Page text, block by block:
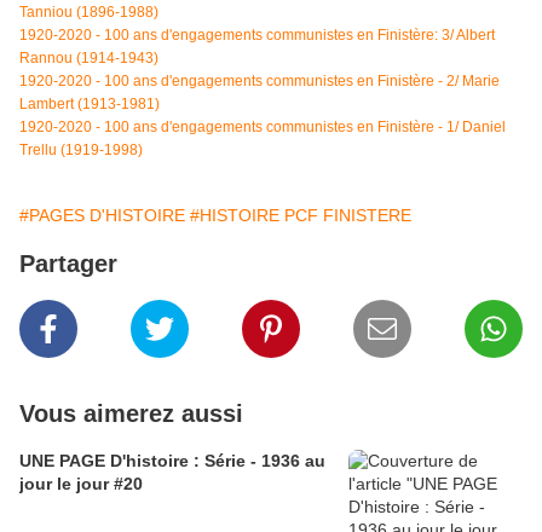
Tanniou (1896-1988)
1920-2020 - 100 ans d'engagements communistes en Finistère: 3/ Albert
Rannou (1914-1943)
1920-2020 - 100 ans d'engagements communistes en Finistère - 2/ Marie
Lambert (1913-1981)
1920-2020 - 100 ans d'engagements communistes en Finistère - 1/ Daniel
Trellu (1919-1998)
#PAGES D'HISTOIRE #HISTOIRE PCF FINISTERE
Partager
Vous aimerez aussi
UNE PAGE D'histoire : Série - 1936 au
jour le jour #20